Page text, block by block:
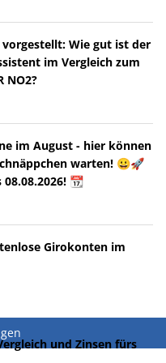
Wie gut ist der
im Vergleich zum
NO2?
im August - hier können
warten! 😀🚀
📆
Girokonten im
und Zinsen fürs